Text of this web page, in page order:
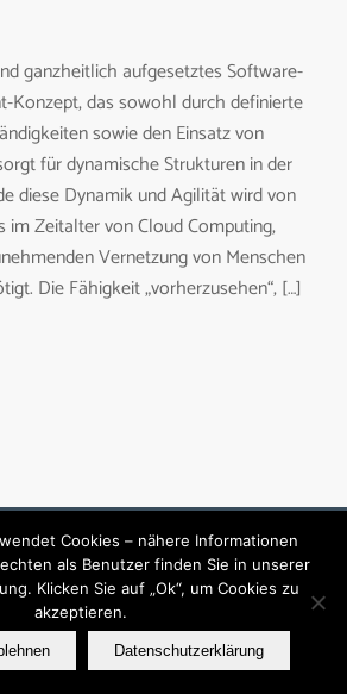
ganzheitlich aufgesetztes Software-
Konzept, das sowohl durch definierte
sowie den Einsatz von
für dynamische Strukturen in der
diese Dynamik und Agilität wird von
im Zeitalter von Cloud Computing,
Vernetzung von Menschen
Die Fähigkeit „vorherzusehen“, […]
Datenschutzerklärung
Cookies – nähere Informationen
als Benutzer finden Sie in unserer
Klicken Sie auf „Ok“, um Cookies zu
akzeptieren.
Datenschutzerklärung